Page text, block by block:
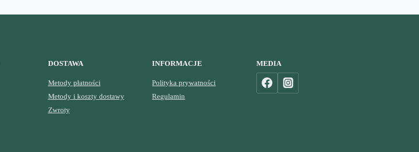
DOSTAWA
Metody płatności
Metody i koszty dostawy
Zwroty
INFORMACJE
Polityka prywatności
Regulamin
MEDIA